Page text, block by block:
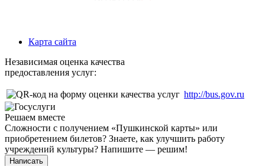
Карта сайта
Независимая оценка качества
предоставления услуг:
http://bus.gov.ru
Решаем вместе
Сложности с получением «Пушкинской карты» или
приобретением билетов? Знаете, как улучшить работу
учреждений культуры? Напишите — решим!
Написать